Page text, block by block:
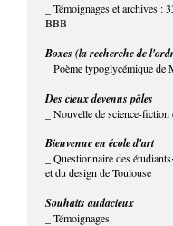
_ Témoignages et archives
BBB
Boxes (la recherche de
_ Poème typoglycémique
Des cieux devenus pâles
_ Nouvelle de science-
Bienvenue en école d'art
_ Questionnaire des
et du design de Toulouse
Souhaits audacieux
_ Témoignages